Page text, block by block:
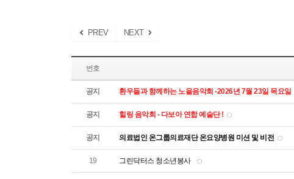
PREV NEXT
번호
공지 환우들과 함께하는 노을음악회 -2026년 7월 23일 목요일
공지 힐링 음악회 - 다보아 연합 예술단 !
공지 의료법인 온그룹의료재단 온요양병원 미션 및 비전
19 그린닥터스 청소년봉사